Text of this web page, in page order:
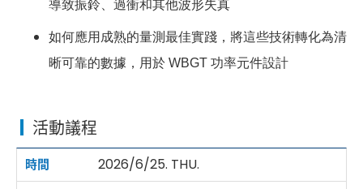
導致振鈴、過衝和其他波形失真
如何應用成熟的量測最佳實踐，將這些技術轉化為清
晰可靠的數據，用於 WBGT 功率元件設計
活動議程
2026/6/25. THU.